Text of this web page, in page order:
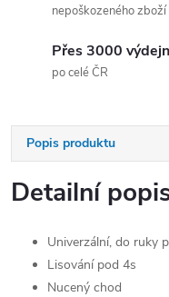
nepoškozeného zboží
Přes 3000
po celé ČR
Popis produktu
Detailní
Univerzální, do ruky
Lisování pod 4s
Nucený chod